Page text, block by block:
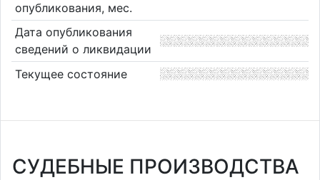
опубликования, мес.
Дата опубликования
сведений о ликвидации
Текущее состояние
СУДЕБНЫЕ ПРОИЗВОДСТВА